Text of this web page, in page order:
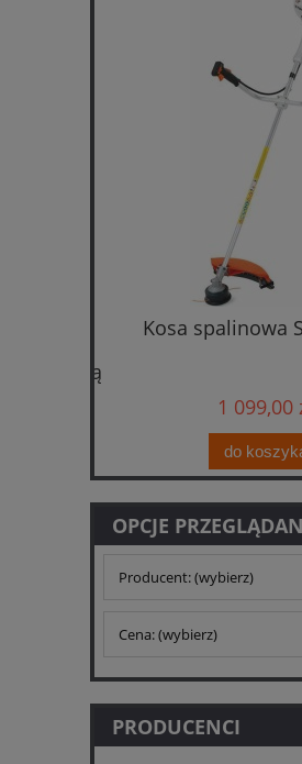
Kosa spalinowa
1 099,00 zł
do koszyka
OPCJE
Producent: (wybierz)
Cena: (wybierz)
PRODUCENCI